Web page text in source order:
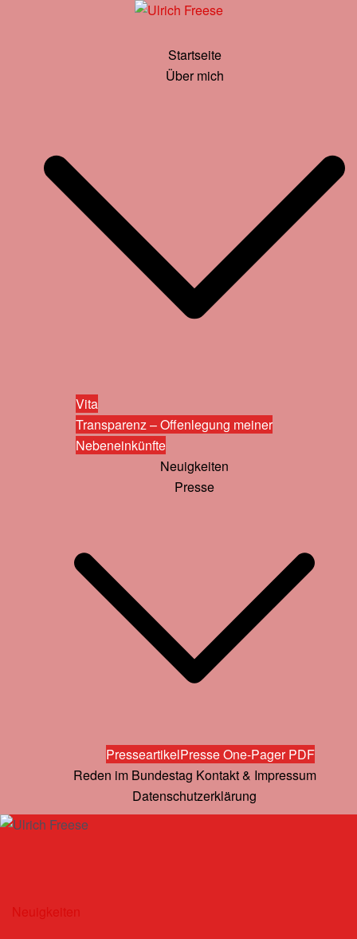
Startseite
Über mich
Vita
Transparenz – Offenlegung meiner
Nebeneinkünfte
Neuigkeiten
Presse
PresseartikelPresse One-Pager PDF
Reden im Bundestag Kontakt & Impressum
Datenschutzerklärung
Neuigkeiten